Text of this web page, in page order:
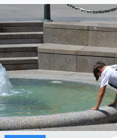
Yaşam
Bilim ve Teknoloji
Çin Fuarları
Gündem
Video